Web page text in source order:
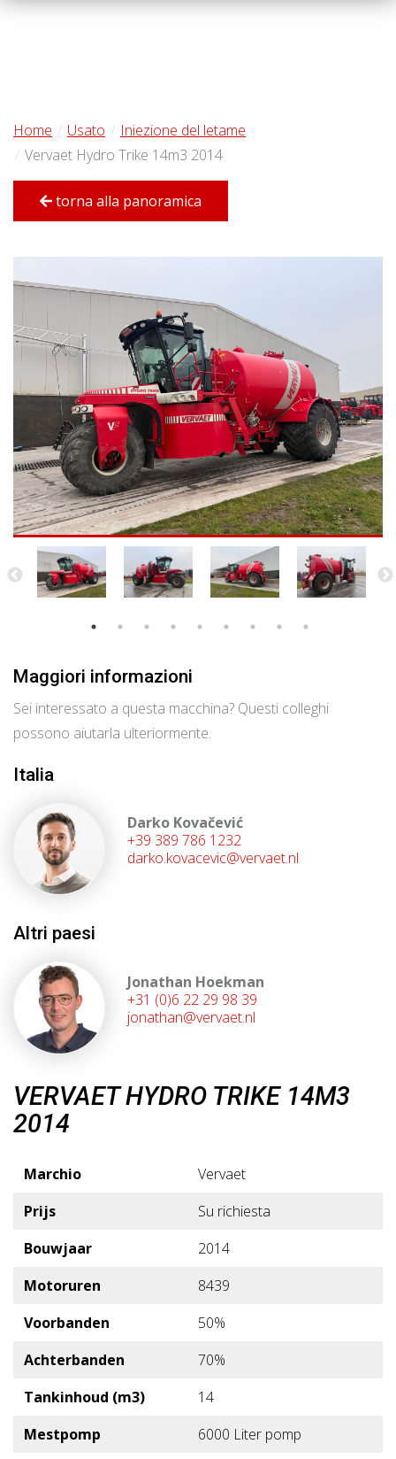
Home Usato
Iniezione del letame
Vervaet Hydro Trike 14m3 2014
torna alla panoramica
Maggiori informazioni
Sei interessato a questa macchina? Questi colleghi
possono aiutarla ulteriormente.
Italia
Darko Kovačević
+39 389 786 1232
darko.kovacevic@vervaet.nl
Altri paesi
Jonathan Hoekman
+31 (0)6 22 29 98 39
jonathan@vervaet.nl
VERVAET HYDRO TRIKE 14M3
2014
Marchio
Vervaet
Prijs
Su richiesta
Bouwjaar
2014
Motoruren
8439
Voorbanden
50%
Achterbanden
70%
Tankinhoud (m3)
14
Mestpomp
6000 Liter pomp